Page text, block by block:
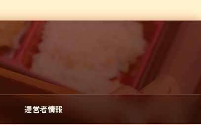
運営者情報